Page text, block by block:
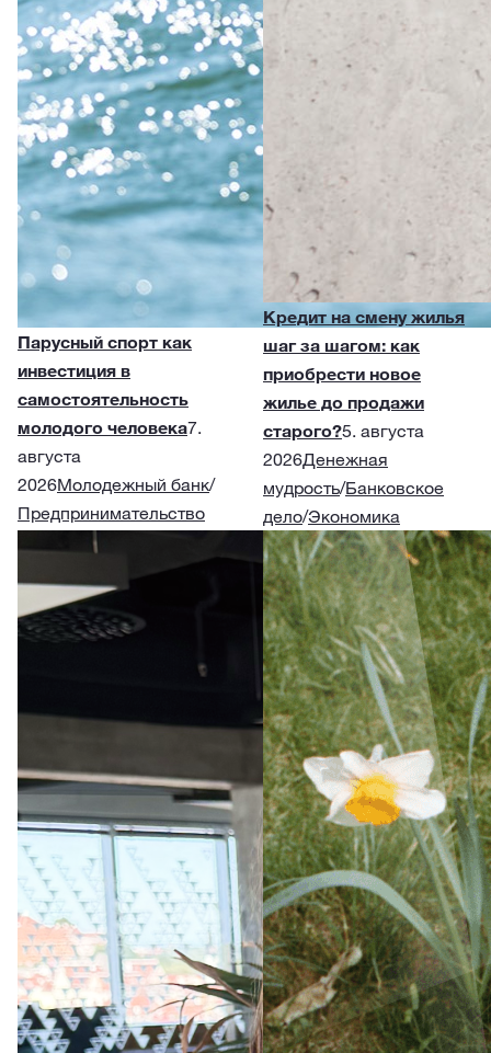
Парусный спорт как
инвестиция в
самостоятельность
молодого человека7.
августа
2026Молодежный банк/
Предпринимательство
Кредит на смену жилья
шаг за шагом: как
приобрести новое
жилье до продажи
старого?5. августа
2026Денежная
мудрость/Банковское
дело/Экономика